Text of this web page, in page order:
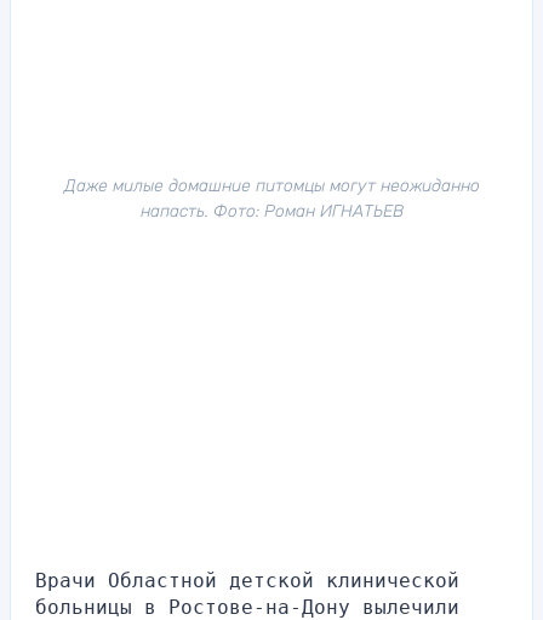
Даже милые домашние питомцы могут неожиданно
напасть. Фото: Роман ИГНАТЬЕВ
Врачи Областной детской клинической
больницы в Ростове-на-Дону вылечили